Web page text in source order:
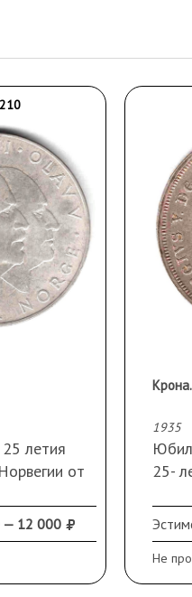
летия
от
шт.
Вес
— 12 000
1935
25-
28
Не